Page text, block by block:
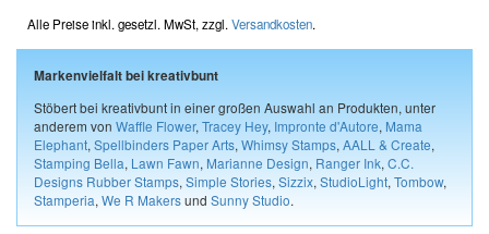
Alle Preise inkl. gesetzl. MwSt, zzgl. Versandkosten.
Markenvielfalt bei kreativbunt
Stöbert bei kreativbunt in einer großen Auswahl an Produkten, unter
anderem von Waffle Flower, Tracey Hey, Impronte d'Autore, Mama
Elephant, Spellbinders Paper Arts, Whimsy Stamps, AALL & Create,
Stamping Bella, Lawn Fawn, Marianne Design, Ranger Ink, C.C.
Designs Rubber Stamps, Simple Stories, Sizzix, StudioLight, Tombow,
Stamperia, We R Makersund Sunny Studio.